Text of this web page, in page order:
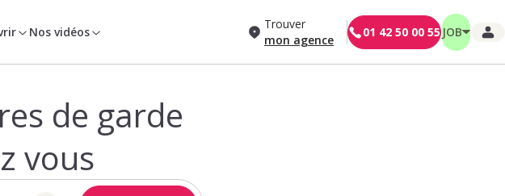
Nos vidéos
Trouver
mon agence
01 42 50 00 55 JOB
de garde
vous